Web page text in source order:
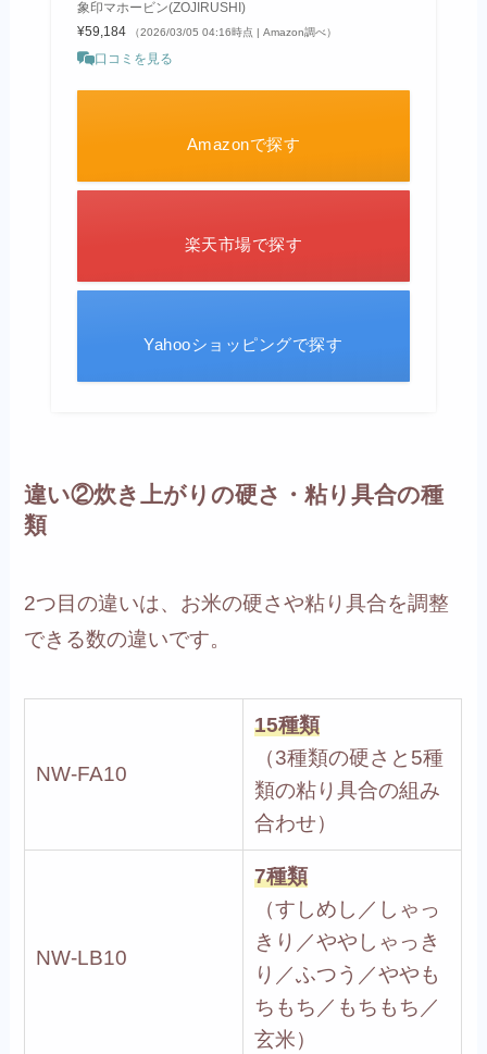
象印マホービン(ZOJIRUSHI)
¥59,184
（2026/03/05 04:16時点 | Amazon調べ）
口コミを見る
Amazonで探す
楽天市場で探す
Yahooショッピングで探す
違い②炊き上がりの硬さ・粘り具合の種
類
2つ目の違いは、お米の硬さや粘り具合を調整
できる数の違いです。
NW-FA10
15種類
（3種類の硬さと5種
類の粘り具合の組み
合わせ）
NW-LB10
7種類
（すしめし／しゃっ
きり／ややしゃっき
り／ふつう／ややも
ちもち／もちもち／
玄米）